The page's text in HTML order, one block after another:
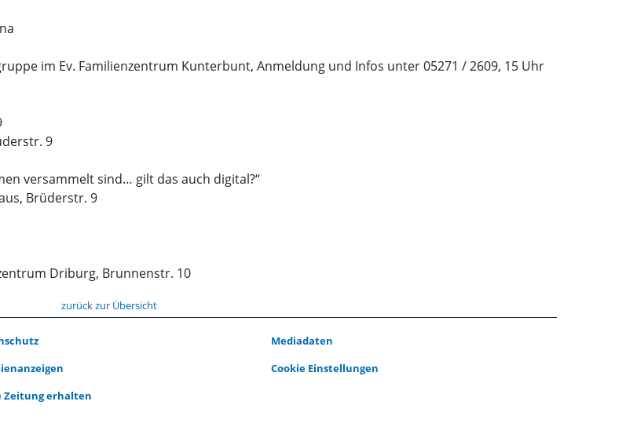
im Ev. Familienzentrum Kunterbunt, Anmeldung und Infos unter 05271 / 2609, 15 Uhr
9
versammelt sind… gilt das auch digital?“
Brüderstr. 9
Driburg, Brunnenstr. 10
zurück zur Übersicht
Mediadaten
Cookie Einstellungen
Zeitung erhalten